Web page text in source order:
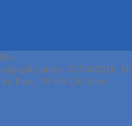
giấy phép: 07/04/2016,
Đức, TP Hồ Chí Minh